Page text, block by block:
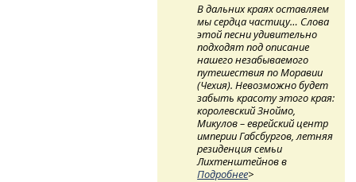
В дальних краях оставляем
мы сердца частицу… Слова
этой песни удивительно
подходят под описание
нашего незабываемого
путешествия по Моравии
(Чехия). Невозможно будет
забыть красоту этого края:
королевский Зноймо,
Микулов – еврейский центр
империи Габсбургов, летняя
резиденция семьи
Лихтенштейнов в
Подробнее>